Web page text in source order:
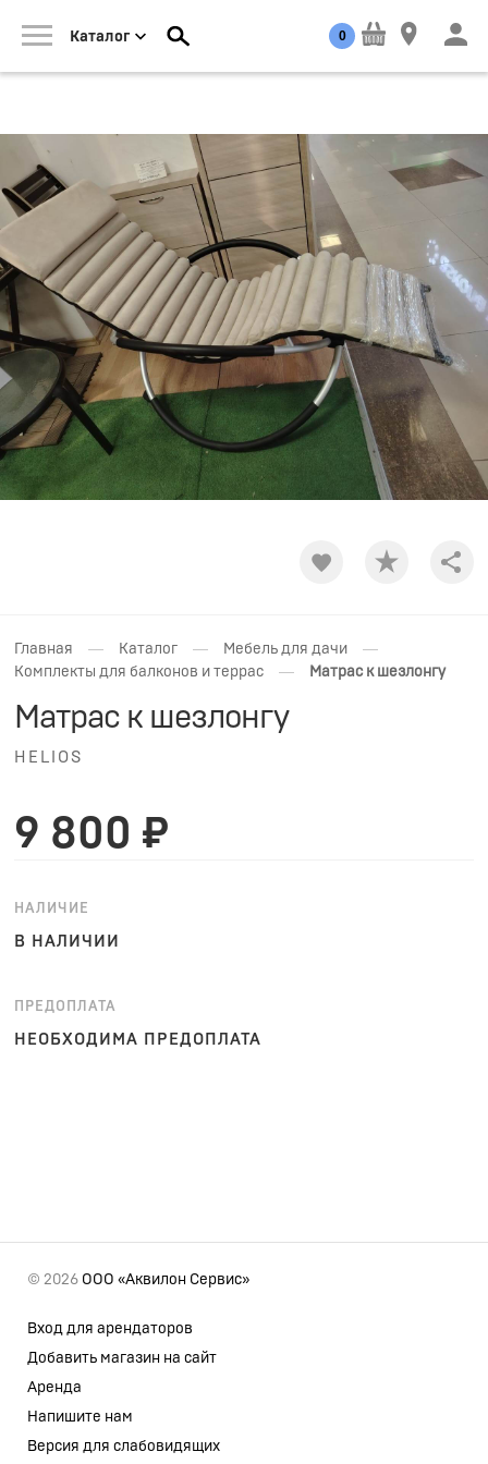
Каталог 0
Главная — Каталог — Мебель для дачи —
Комплекты для балконов и террас — Матрас к шезлонгу
Матрас к шезлонгу
HELIOS
9 800 ₽
НАЛИЧИЕ
В НАЛИЧИИ
ПРЕДОПЛАТА
НЕОБХОДИМА ПРЕДОПЛАТА
© 2026 ООО «Аквилон Сервис»
Вход для арендаторов
Добавить магазин на сайт
Аренда
Напишите нам
Версия для слабовидящих